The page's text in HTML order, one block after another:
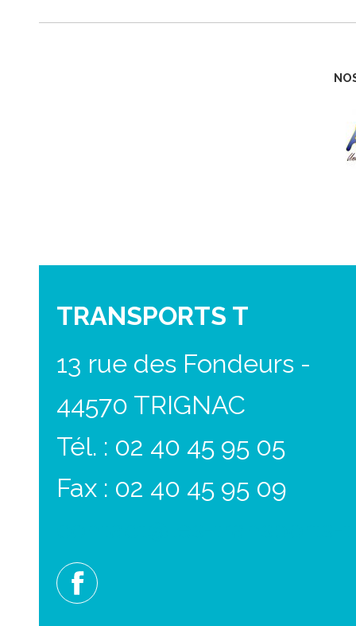
TRANSPORTS T
13 rue des Fondeurs -
44570 TRIGNAC
Tél. : 02 40 45 95 05
Fax : 02 40 45 95 09